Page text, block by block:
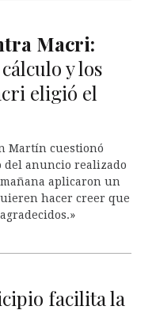
Macri:
y los
eligió el
Martín cuestionó
del anuncio realizado
aplicaron un
hacer creer que
facilita la